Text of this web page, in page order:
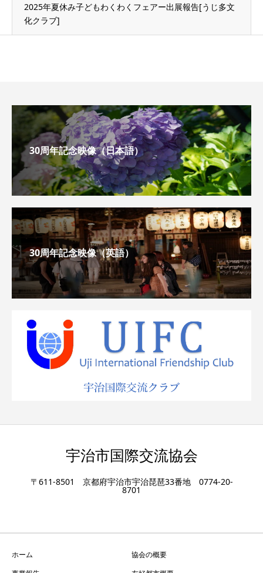
2025年夏休み子どもわくわくフェアー出展報告[うじ多文
化クラブ]
30周年記念映像（日本語）
30周年記念映像（英語）
宇治市国際交流協会
〒611-8501 京都府宇治市宇治琵琶33番地 0774-20-
8701
ホーム
協会の概要